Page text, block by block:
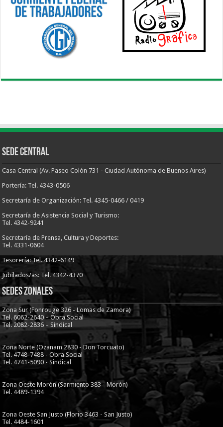
Sede Central
Casa Central (Av. Paseo Colón 731 - Ciudad Autónoma de Buenos Aires)
Portería: Tel. 4343-0506
Secretaría de Organización: Tel. 4345-0466 / 0419
Secretaría de Asistencia Social y Turismo:
Tel. 4342-9241
Secretaría de Prensa, Cultura y Deportes:
Tel. 4331-0604
Tesorería: Tel. 4342-6149
Jubilados/as: Tel. 4342-4370
Sedes Zonales
Zona Sur (Fonrouge 326 - Lomas de Zamora)
Tel. 6062-2640 – Obra Social
Tel. 2082-2836 – Sindical
Zona Norte (Ozanam 2830 - Don Torcuato)
Tel. 4748-7488 - Obra Social
Tel. 4741-5090 - Sindical
Zona Oeste Morón (Sarmiento 383 - Morón)
Tel. 4489-1394
Zona Oeste San Justo (Florio 3463 - San Justo)
Tel. 4484-1601